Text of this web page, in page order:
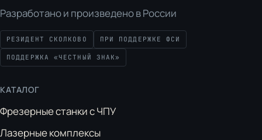
Разработано и произведено в России
РЕЗИДЕНТ СКОЛКОВО ПРИ ПОДДЕРЖКЕ ФСИ
ПОДДЕРЖКА «ЧЕСТНЫЙ ЗНАК»
КАТАЛОГ
Фрезерные станки с ЧПУ
Лазерные комплексы